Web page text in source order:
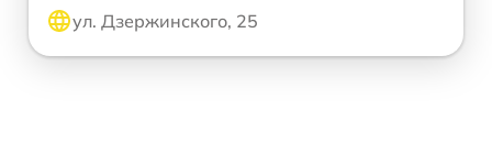
ул. Дзержинского, 25